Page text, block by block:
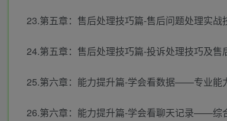
23.第五章：售后处理技巧篇-售后问题处理实战
24.第五章：售后处理技巧篇-投诉处理技巧及售
25.第六章：能力提升篇-学会看数据——专业能
26.第六章：能力提升篇-学会看聊天记录——综